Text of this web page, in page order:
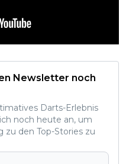
Newsletter noch
Darts-Erlebnis
noch heute an, um
zu den Top-Stories zu